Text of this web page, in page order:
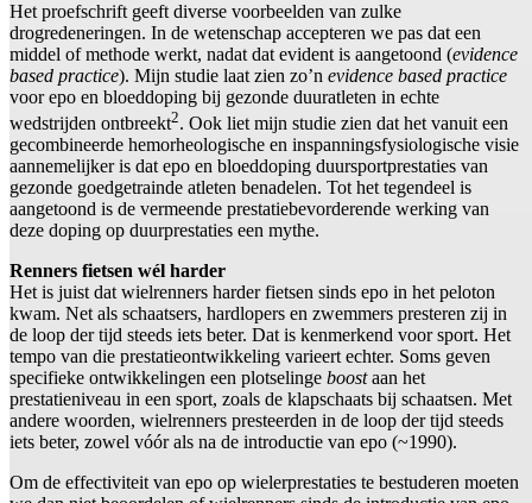
Het proefschrift geeft diverse voorbeelden van zulke
drogredeneringen. In de wetenschap accepteren we pas dat een
middel of methode werkt, nadat dat evident is aangetoond (evidence
based practice). Mijn studie laat zien zo’n evidence based practice
voor epo en bloeddoping bij gezonde duuratleten in echte
wedstrijden ontbreekt2. Ook liet mijn studie zien dat het vanuit een
gecombineerde hemorheologische en inspanningsfysiologische visie
aannemelijker is dat epo en bloeddoping duursportprestaties van
gezonde goedgetrainde atleten benadelen. Tot het tegendeel is
aangetoond is de vermeende prestatiebevorderende werking van
deze doping op duurprestaties een mythe.
Renners fietsen wél harder
Het is juist dat wielrenners harder fietsen sinds epo in het peloton
kwam. Net als schaatsers, hardlopers en zwemmers presteren zij in
de loop der tijd steeds iets beter. Dat is kenmerkend voor sport. Het
tempo van die prestatieontwikkeling varieert echter. Soms geven
specifieke ontwikkelingen een plotselinge boostaan het
prestatieniveau in een sport, zoals de klapschaats bij schaatsen. Met
andere woorden, wielrenners presteerden in de loop der tijd steeds
iets beter, zowel vóór als na de introductie van epo (~1990).
Om de effectiviteit van epo op wielerprestaties te bestuderen moeten